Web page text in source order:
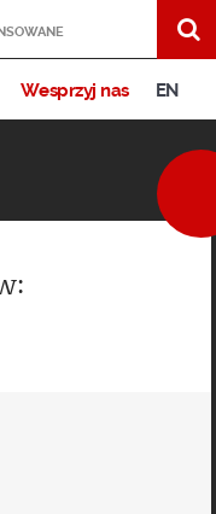
Wesprzyj nas EN